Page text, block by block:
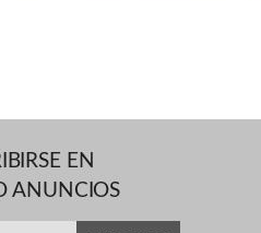
EN
ANUNCIOS